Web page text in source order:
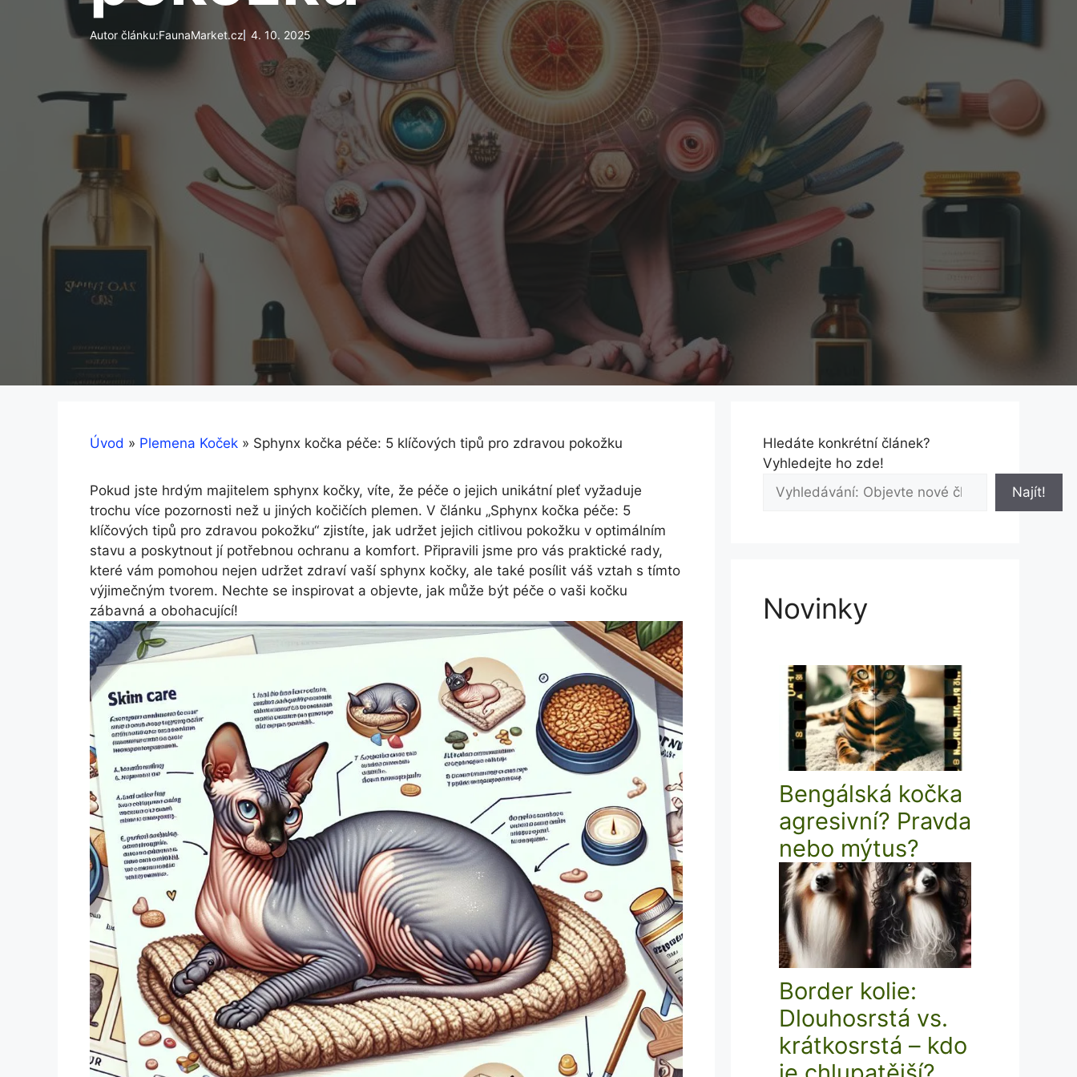
Autor článku:FaunaMarket.cz 4. 10. 2025
Úvod » Plemena Koček » Sphynx kočka péče: 5 klíčových tipů pro zdravou pokožku
Pokud jste hrdým majitelem sphynx kočky, víte, že péče o jejich unikátní ⁢pleť vyžaduje
trochu více pozornosti než⁤ u jiných kočičích plemen. V článku „Sphynx kočka péče: 5
klíčových tipů pro zdravou pokožku“ zjistíte, ⁣jak ⁣udržet⁤ jejich citlivou pokožku v optimálním
stavu a poskytnout‌ jí potřebnou ochranu a komfort. Připravili‌ jsme pro vás praktické rady,
které vám ⁤pomohou​ nejen udržet zdraví vaší sphynx kočky, ale ⁤také posílit váš vztah s tímto
výjimečným tvorem.⁣ Nechte se inspirovat a objevte, jak může⁣ být péče o‌ vaši kočku
zábavná a obohacující!
Hledáte konkrétní článek?
Vyhledejte ho zde!
Najít!
Novinky
Bengálská kočka
agresivní? Pravda
nebo mýtus?
Border kolie:
Dlouhosrstá vs.
krátkosrstá – kdo